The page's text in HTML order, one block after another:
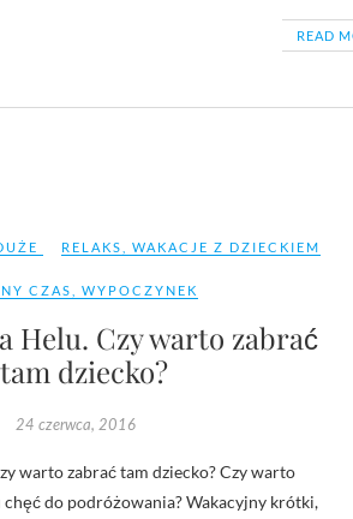
READ
RELAKS WAKACJE Z DZIECKIEM
CZAS WYPOCZYNEK
Helu. Czy warto zabrać
tam dziecko?
24 czerwca, 2016
warto zabrać tam dziecko? Czy warto
chęć do podróżowania? Wakacyjny krótki,